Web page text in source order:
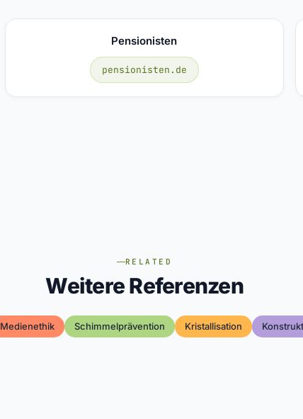
Pensionisten
pensionisten.de
RELATED
Weitere Referenzen
Medienethik Schimmelprävention Kristallisation